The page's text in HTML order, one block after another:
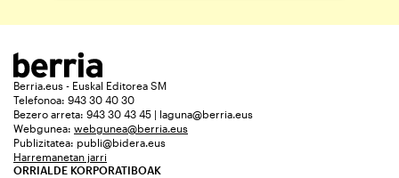
Berria.eus - Euskal Editorea SM
Telefonoa: 943 30 40 30
Bezero arreta: 943 30 43 45 | laguna@berria.eus
Webgunea: webgunea@berria.eus
Publizitatea: publi@bidera.eus
Harremanetan jarri
ORRIALDE KORPORATIBOAK